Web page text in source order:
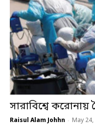
সারাবিশ্বে করোনায়
Raisul Alam Johhn - May 24,